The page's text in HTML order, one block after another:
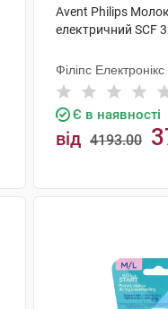
Avent Philips
електричний SCF
Філіпс Електронікс
Є в наявності
від 4193.00